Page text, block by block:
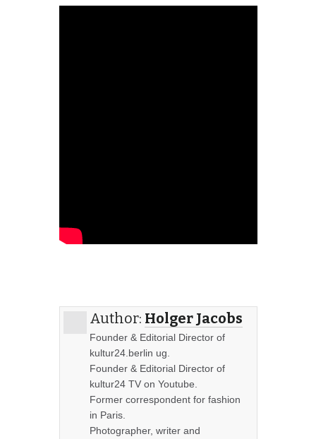
Author: Holger Jacobs
Founder & Editorial Director of
kultur24.berlin ug.
Founder & Editorial Director of
kultur24 TV on Youtube.
Former correspondent for fashion
in Paris.
Photographer, writer and